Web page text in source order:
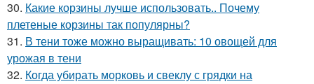
30. Какие корзины лучше использовать.. Почему
плетеные корзины так популярны?
31. В тени тоже можно выращивать: 10 овощей для
урожая в тени
32. Когда убирать морковь и свеклу с грядки на